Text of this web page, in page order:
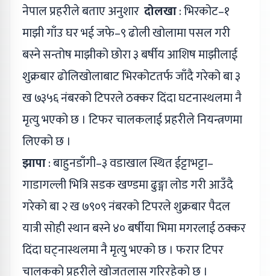
नेपाल प्रहरीले बताए अनुशार दोलखा: भिरकोट–१
माझी गाँउ घर भई जफे–९ ढोली खोलामा पसल गरी
बस्ने सन्तोष माझीको छोरा ३ बर्षीय आशिष माझीलाई
शुक्रबार ढोलिखोलाबाट भिरकोटतर्फ जाँदै गरेको बा ३
ख ७३५६ नंबरको टिपरले ठक्कर दिंदा घटनास्थलमा नै
मृत्यु भएको छ । टिफर चालकलाई प्रहरीले नियन्त्रणमा
लिएको छ ।
झापा: बाहुनडाँगी–३ वडाखाल स्थित ईट्टाभट्टा–
गाडागल्ली भित्रि सडक खण्डमा ढुङ्गा लोड गरी आउँदै
गरेको बा २ ख ७९०९ नंबरको टिपरले शुक्रबार पैदल
यात्री सोही स्थान बस्ने ४० बर्षीया भिमा मगरलाई ठक्कर
दिंदा घट्नास्थलमा नै मृत्यु भएको छ । फरार टिपर
चालकको प्रहरीले खोजतलास गरिरहेको छ ।